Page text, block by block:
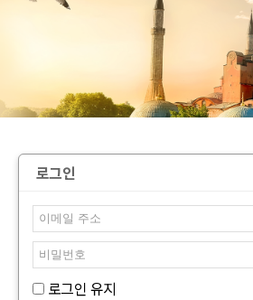
로그인
로그인 유지